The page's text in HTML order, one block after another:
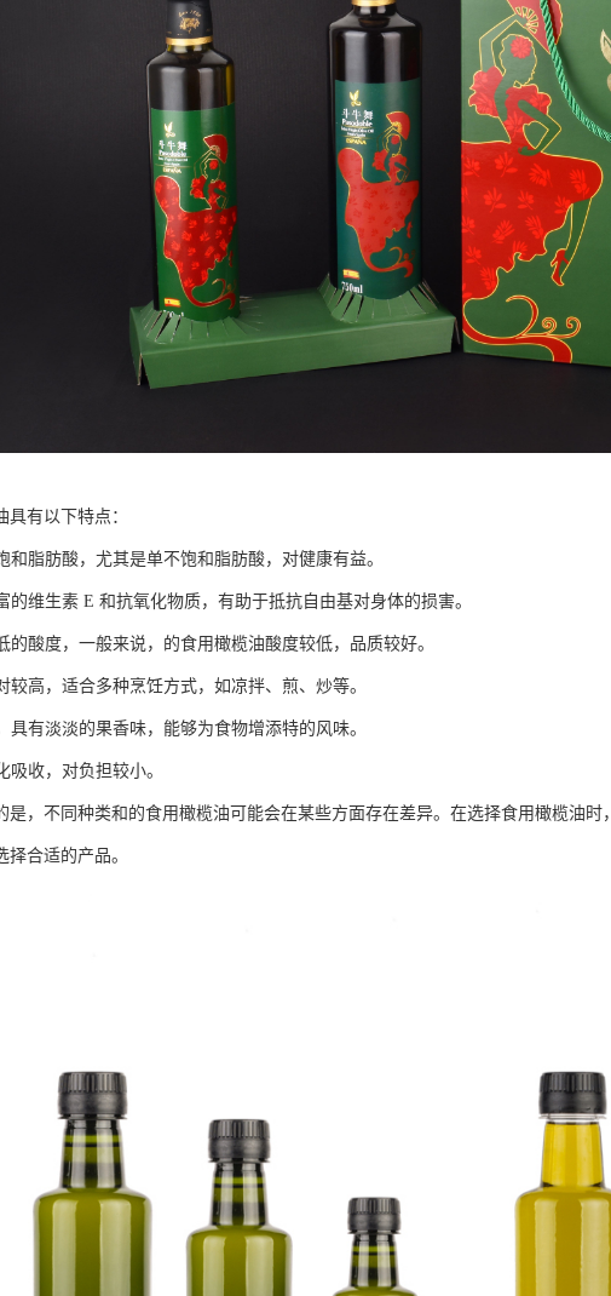
具有以下特点：
和脂肪酸，尤其是单不饱和脂肪酸，对健康有益。
的维生素 E 和抗氧化物质，有助于抵抗自由基对身体的损害。
的酸度，一般来说，的食用橄榄油酸度较低，品质较好。
较高，适合多种烹饪方式，如凉拌、煎、炒等。
具有淡淡的果香味，能够为食物增添特的风味。
吸收，对负担较小。
是，不同种类和的食用橄榄油可能会在某些方面存在差异。在选择食用橄榄油
择合适的产品。